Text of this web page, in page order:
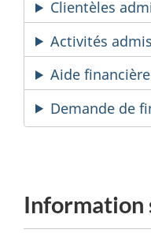
Clientèles
Activités
Aide financière
Demande de
Information